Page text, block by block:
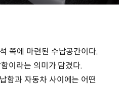
쪽에 마련된 수납공간이다.
이라는 의미가 담겼다.
함과 자동차 사이에는 어떤